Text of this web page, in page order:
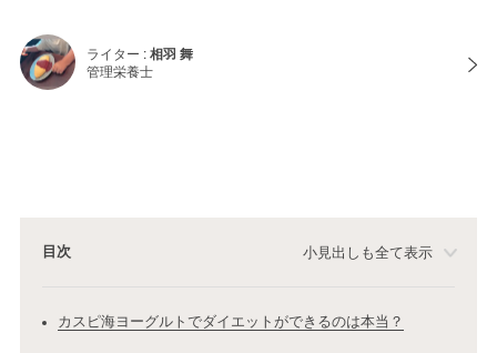
ライター :相羽 舞
管理栄養士
目次 小見出しも全て表示
カスピ海ヨーグルトでダイエットができるのは本当？